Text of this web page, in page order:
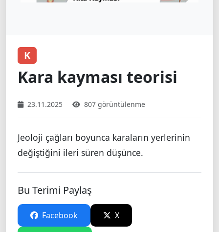
K
Kara kayması teorisi
23.11.2025 807 görüntülenme
Jeoloji çağları boyunca karaların yerlerinin
değiştiğini ileri süren düşünce.
Bu Terimi Paylaş
Facebook X